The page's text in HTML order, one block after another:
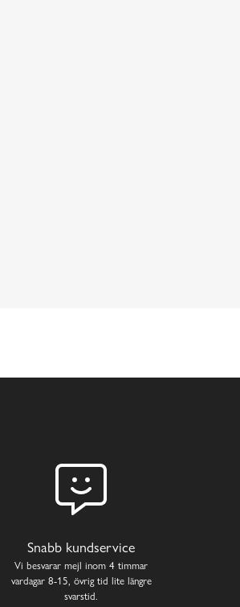
Snabb kundservice
Vi besvarar mejl inom 4 timmar
vardagar 8-15, övrig tid lite längre
svarstid.